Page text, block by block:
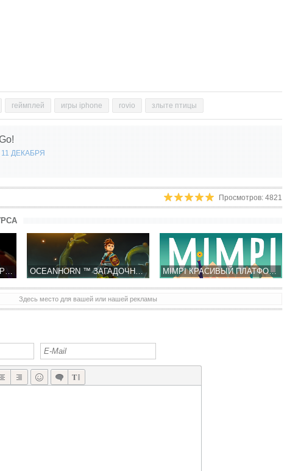
геймплей игры iphone rovio злыте птицы
11 ДЕКАБРЯ
Просмотров: 4821
SPACE HULK ВЫЙДЕТ В APP STORE 5 ДЕКАБРЯ ТОЛЬКО НА IPAD OCEANHORN ™ ЗАГАДОЧНЫЕ ПОХОЖДЕНИЯ ЮНОШИ НА ОСТРОВАХ MIMPI КРАСИВЫЙ ПЛАТФОРМЕР - ПОМОГИ ЛУЧШЕМУ ДРУГУ ЧЕЛОВЕКА!
Здесь место для вашей или нашей рекламы